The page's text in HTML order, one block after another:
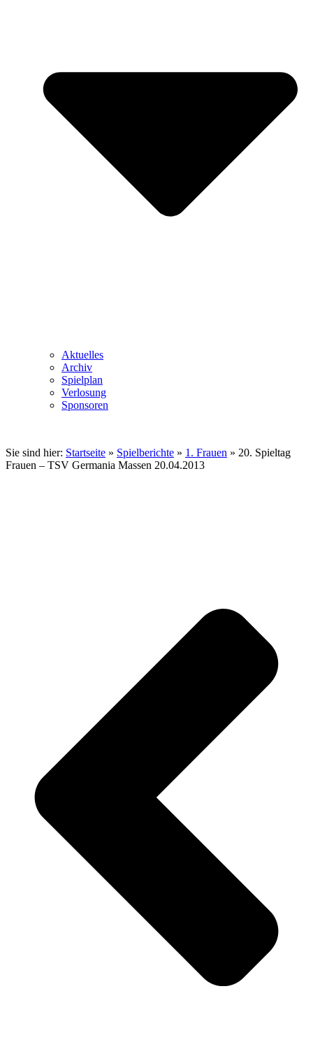
Aktuelles
Archiv
Spielplan
Verlosung
Sponsoren
Sie sind hier: Startseite » Spielberichte » 1. Frauen » 20. Spieltag
Frauen – TSV Germania Massen 20.04.2013